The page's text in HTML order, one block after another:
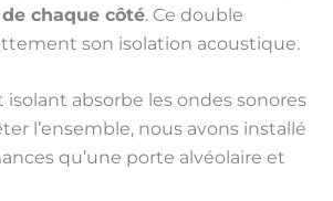
chaque côté. Ce double
son isolation acoustique.
isolant absorbe les ondes sonores
l’ensemble, nous avons installé
qu’une porte alvéolaire et